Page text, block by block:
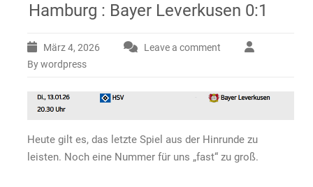
Hamburg : Bayer Leverkusen 0:1
März 4, 2026
Leave a comment
By wordpress
Heute gilt es, das letzte Spiel aus der Hinrunde zu
leisten. Noch eine Nummer für uns „fast“ zu groß.